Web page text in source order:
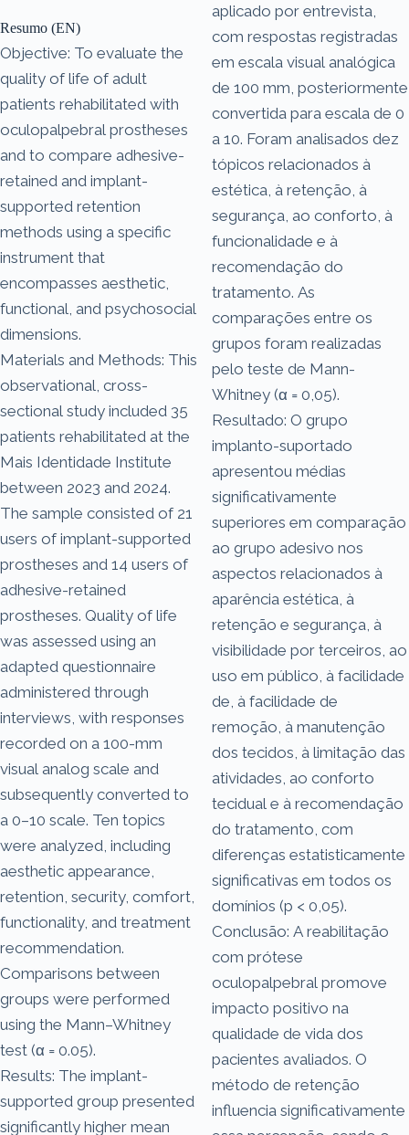
Resumo (EN)
Objective: To evaluate the
quality of life of adult
patients rehabilitated with
oculopalpebral prostheses
and to compare adhesive-
retained and implant-
supported retention
methods using a specific
instrument that
encompasses aesthetic,
functional, and psychosocial
dimensions.
Materials and Methods: This
observational, cross-
sectional study included 35
patients rehabilitated at the
Mais Identidade Institute
between 2023 and 2024.
The sample consisted of 21
users of implant-supported
prostheses and 14 users of
adhesive-retained
prostheses. Quality of life
was assessed using an
adapted questionnaire
administered through
interviews, with responses
recorded on a 100-mm
visual analog scale and
subsequently converted to
a 0–10 scale. Ten topics
were analyzed, including
aesthetic appearance,
retention, security, comfort,
functionality, and treatment
recommendation.
Comparisons between
groups were performed
using the Mann–Whitney
test (α = 0.05).
Results: The implant-
supported group presented
significantly higher mean
aplicado por entrevista,
com respostas registradas
em escala visual analógica
de 100 mm, posteriormente
convertida para escala de 0
a 10. Foram analisados dez
tópicos relacionados à
estética, à retenção, à
segurança, ao conforto, à
funcionalidade e à
recomendação do
tratamento. As
comparações entre os
grupos foram realizadas
pelo teste de Mann-
Whitney (α = 0,05).
Resultado: O grupo
implanto-suportado
apresentou médias
significativamente
superiores em comparação
ao grupo adesivo nos
aspectos relacionados à
aparência estética, à
retenção e segurança, à
visibilidade por terceiros, ao
uso em público, à facilidade
de, à facilidade de
remoção, à manutenção
dos tecidos, à limitação das
atividades, ao conforto
tecidual e à recomendação
do tratamento, com
diferenças estatisticamente
significativas em todos os
domínios (p < 0,05).
Conclusão: A reabilitação
com prótese
oculopalpebral promove
impacto positivo na
qualidade de vida dos
pacientes avaliados. O
método de retenção
influencia significativamente